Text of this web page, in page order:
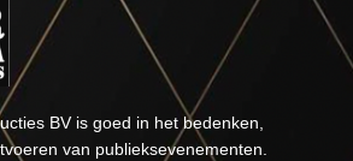
BV is goed in het bedenken,
van publieksevenementen.